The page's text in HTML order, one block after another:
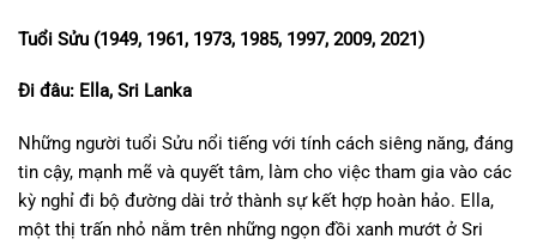
Tuổi Sửu (1949, 1961, 1973, 1985, 1997, 2009, 2021)
Đi đâu: Ella, Sri Lanka
Những người tuổi Sửu nổi tiếng với tính cách siêng năng, đáng
tin cậy, mạnh mẽ và quyết tâm, làm cho việc tham gia vào các
kỳ nghỉ đi bộ đường dài trở thành sự kết hợp hoàn hảo. Ella,
một thị trấn nhỏ nằm trên những ngọn đồi xanh mướt ở Sri